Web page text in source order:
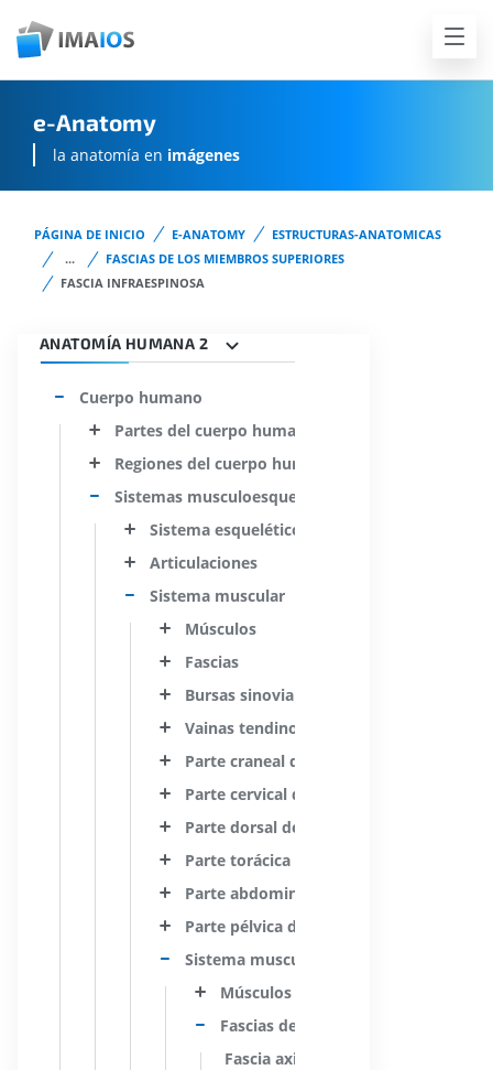
e-Anatomy
la anatomía en imágenes
PÁGINA DE INICIO E-ANATOMY
ESTRUCTURAS-ANATOMICAS
...
FASCIAS DE LOS MIEMBROS SUPERIORES
FASCIA INFRAESPINOSA
ANATOMÍA HUMANA 2
Cuerpo humano
Partes del cuerpo humano
Regiones del cuerpo humano
Sistemas musculoesqueléticos
Sistema esquelético
Articulaciones
Sistema muscular
Músculos
Fascias
Bursas sinoviales
Vainas tendinosas
Parte craneal del sistema muscular
Parte cervical del sistema muscular
Parte dorsal del sistema muscular
Parte torácica del sistema muscular
Parte abdominal del sistema muscular
Parte pélvica del sistema muscular
Sistema muscular de los miembros
Músculos de los miembros
Fascias de los miembros superiores
Fascia axilar